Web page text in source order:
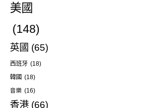
美國
(148)
英國 (65)
西班牙 (18)
韓國 (18)
音樂 (16)
香港 (66)